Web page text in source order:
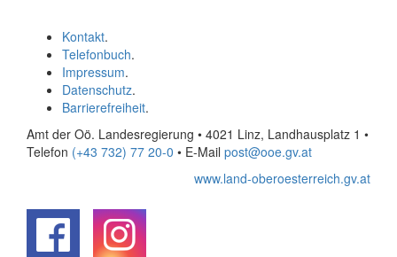
Kontakt.
Telefonbuch.
Impressum.
Datenschutz.
Barrierefreiheit.
Amt der Oö. Landesregierung • 4021 Linz, Landhausplatz 1 •
Telefon (+43 732) 77 20-0 • E-Mail post@ooe.gv.at
www.land-oberoesterreich.gv.at